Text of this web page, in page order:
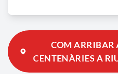
COM ARRIBAR
CENTENÀRIES A